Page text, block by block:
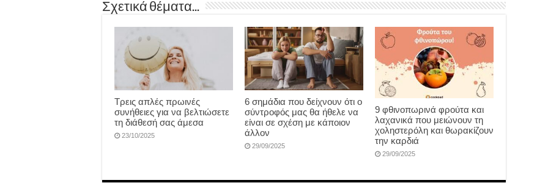
Σχετικά θέματα...
Τρεις απλές πρωινές
συνήθειες για να βελτιώσετε
τη διάθεσή σας άμεσα
23/10/2025
6 σημάδια που δείχνουν ότι ο
σύντροφός μας θα ήθελε να
είναι σε σχέση με κάποιον
άλλον
29/09/2025
9 φθινοπωρινά φρούτα και
λαχανικά που μειώνουν τη
χοληστερόλη και θωρακίζουν
την καρδιά
29/09/2025